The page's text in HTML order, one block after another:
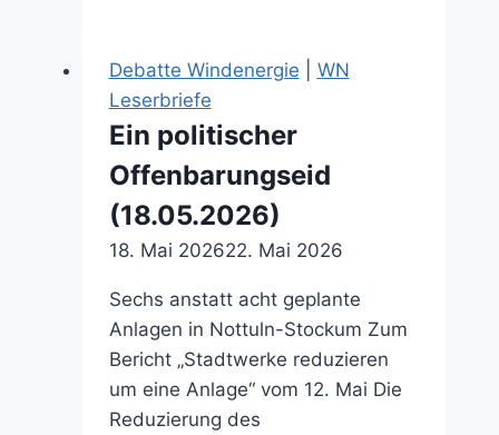
dem
Knall
(07.04.2026)
Debatte Windenergie
WN
Leserbriefe
Ein politischer
Offenbarungseid
(18.05.2026)
18. Mai 202622. Mai 2026
Sechs anstatt acht geplante
Anlagen in Nottuln-Stockum Zum
Bericht „Stadtwerke reduzieren
um eine Anlage“ vom 12. Mai Die
Reduzierung des